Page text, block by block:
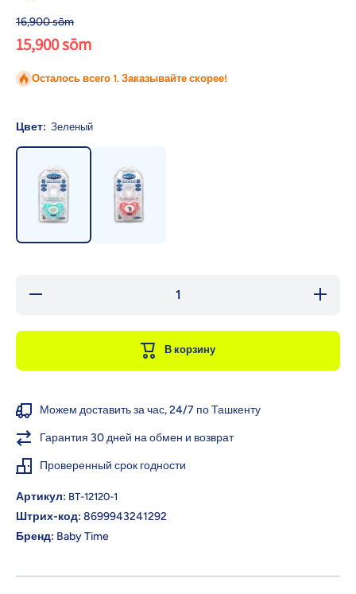
16,900 sōm
15,900 sōm
Осталось всего 1. Заказывайте скорее!
Цвет: Зеленый
Уменьшить
соски-
В корзину
Можем доставить за час, 24/7 по Ташкенту
Гарантия 30 дней на обмен и возврат
Проверенный срок годности
Артикул: BT-12120-1
Штрих-код: 8699943241292
Бренд: Baby Time